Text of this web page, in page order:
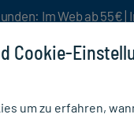
Im Web ab 55€
Cookie-
um zu erfahren,